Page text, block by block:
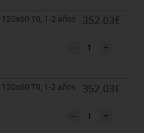
T0, 1-2 años
352.03€
T0, 1-2 años
352.03€